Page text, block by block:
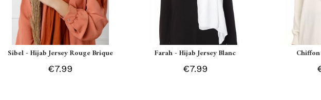
Sibel - Hijab Jersey Rouge Brique
€7.99
Farah - Hijab Jersey Blanc
€7.99